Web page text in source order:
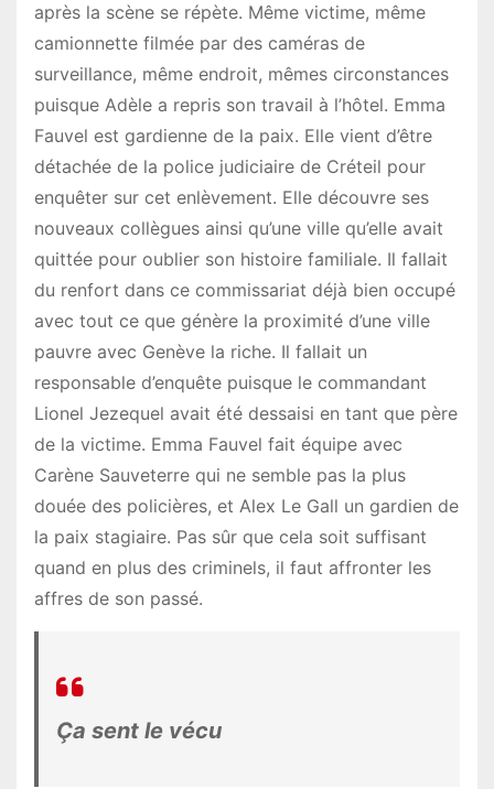
après la scène se répète. Même victime, même
camionnette filmée par des caméras de
surveillance, même endroit, mêmes circonstances
puisque Adèle a repris son travail à l’hôtel. Emma
Fauvel est gardienne de la paix. Elle vient d’être
détachée de la police judiciaire de Créteil pour
enquêter sur cet enlèvement. Elle découvre ses
nouveaux collègues ainsi qu’une ville qu’elle avait
quittée pour oublier son histoire familiale. Il fallait
du renfort dans ce commissariat déjà bien occupé
avec tout ce que génère la proximité d’une ville
pauvre avec Genève la riche. Il fallait un
responsable d’enquête puisque le commandant
Lionel Jezequel avait été dessaisi en tant que père
de la victime. Emma Fauvel fait équipe avec
Carène Sauveterre qui ne semble pas la plus
douée des policières, et Alex Le Gall un gardien de
la paix stagiaire. Pas sûr que cela soit suffisant
quand en plus des criminels, il faut affronter les
affres de son passé.
Ça sent le vécu